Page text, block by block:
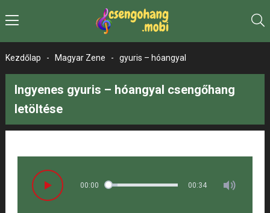
Kezdőlap - Magyar Zene - gyuris – hóangyal
Ingyenes gyuris – hóangyal csengőhang
letöltése
00:00 00:34